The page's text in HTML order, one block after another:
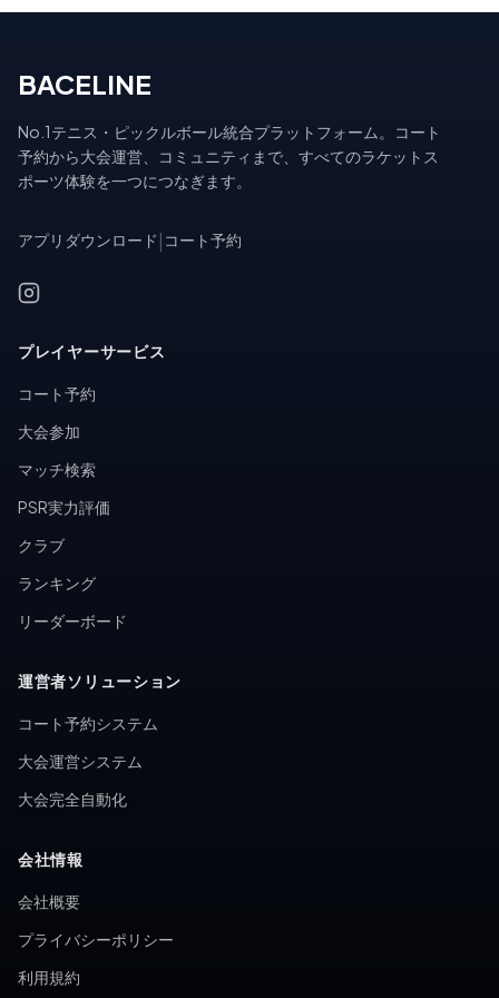
BACELINE
No.1テニス・ピックルボール統合プラットフォーム。コート
予約から大会運営、コミュニティまで、すべてのラケットス
ポーツ体験を一つにつなぎます。
アプリダウンロード コート予約
プレイヤーサービス
コート予約
大会参加
マッチ検索
PSR実力評価
クラブ
ランキング
リーダーボード
運営者ソリューション
コート予約システム
大会運営システム
大会完全自動化
会社情報
会社概要
プライバシーポリシー
利用規約